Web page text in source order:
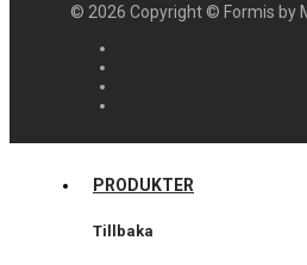
© 2026 Copyright © Formis by
PRODUKTER
Tillbaka